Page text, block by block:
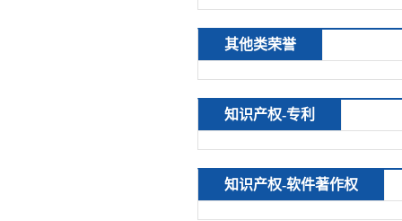
其他类荣誉
知识产权-专利
知识产权-软件著作权